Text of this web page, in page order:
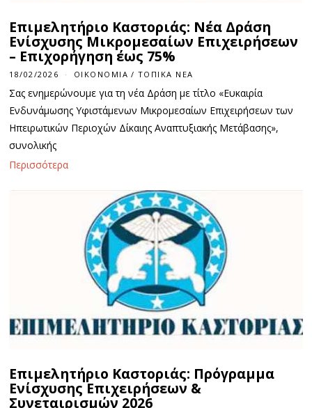
Επιμελητήριο Καστοριάς: Νέα Δράση
Ενίσχυσης Μικρομεσαίων Επιχειρήσεων
– Επιχορήγηση έως 75%
18/02/2026 ΟΙΚΟΝΟΜΊΑ / ΤΟΠΙΚΆ ΝΈΑ
Σας ενημερώνουμε για τη νέα Δράση με τίτλο «Ευκαιρία
Ενδυνάμωσης Υφιστάμενων Μικρομεσαίων Επιχειρήσεων των
Ηπειρωτικών Περιοχών Δίκαιης Αναπτυξιακής Μετάβασης»,
συνολικής
Περισσότερα
Επιμελητήριο Καστοριάς: Πρόγραμμα
Ενίσχυσης Επιχειρήσεων &
Συνεταιρισμών 2026